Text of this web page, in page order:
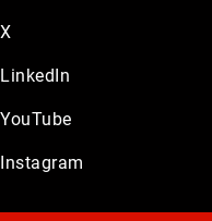
X
LinkedIn
YouTube
Instagram